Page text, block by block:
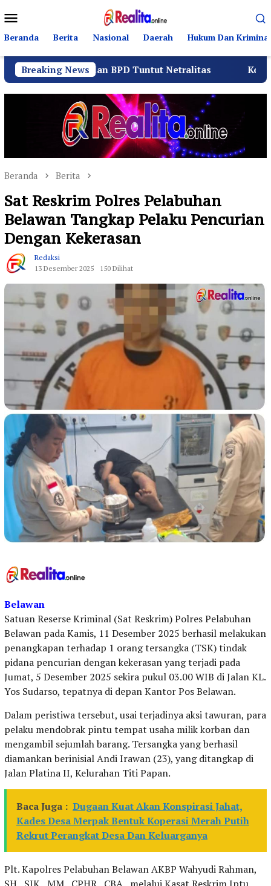
ke
kontenMobile
Beranda Berita Nasional Daerah Hukum Dan Kriminal
Breaking News
dan BPD Tuntut Netralitas Komando
Beranda Berita
Sat Reskrim Polres Pelabuhan
Belawan Tangkap Pelaku Pencurian
Dengan Kekerasan
Redaksi
13 Desember 2025
150 Dilihat
Belawan
Satuan Reserse Kriminal (Sat Reskrim) Polres Pelabuhan
Belawan pada Kamis, 11 Desember 2025 berhasil melakukan
penangkapan terhadap 1 orang tersangka (TSK) tindak
pidana pencurian dengan kekerasan yang terjadi pada
Jumat, 5 Desember 2025 sekira pukul 03.00 WIB di Jalan KL.
Yos Sudarso, tepatnya di depan Kantor Pos Belawan.
Dalam peristiwa tersebut, usai terjadinya aksi tawuran, para
pelaku mendobrak pintu tempat usaha milik korban dan
mengambil sejumlah barang. Tersangka yang berhasil
diamankan berinisial Andi Irawan (23), yang ditangkap di
Jalan Platina II, Kelurahan Titi Papan.
Baca Juga : Dugaan Kuat Akan Konspirasi Jahat,
Kades Desa Merpak Bentuk Koperasi Merah Putih
Rekrut Perangkat Desa Dan Keluarganya
Plt. Kapolres Pelabuhan Belawan AKBP Wahyudi Rahman,